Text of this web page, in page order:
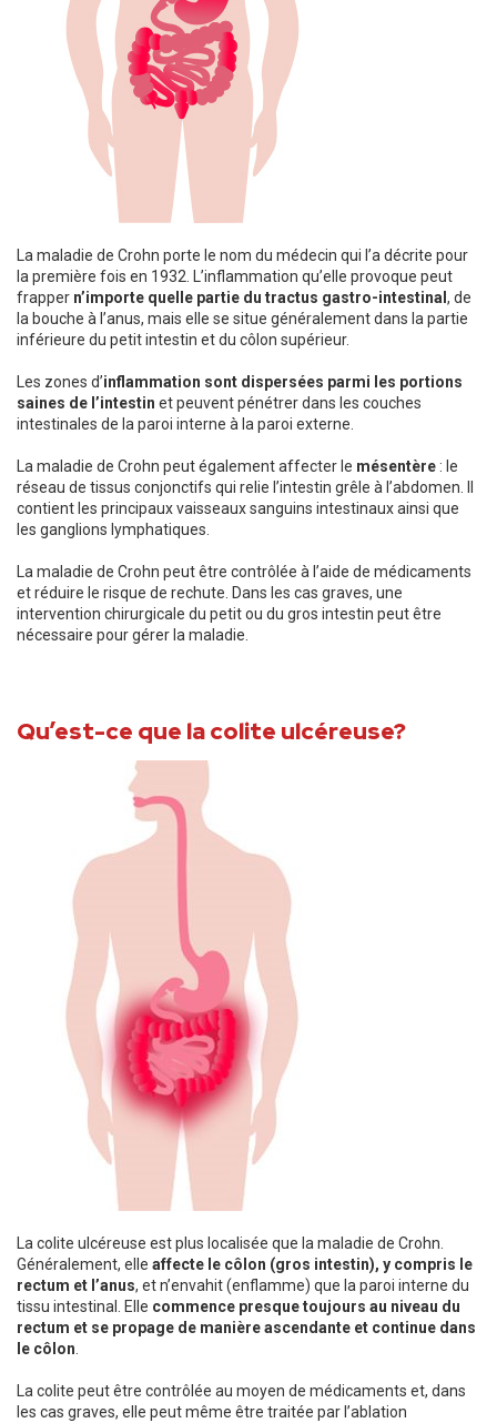
La maladie de Crohn porte le nom du médecin qui l’a décrite pour
la première fois en 1932. L’inflammation qu’elle provoque peut
frapper n’importe quelle partie du tractus gastro-intestinal , de
la bouche à l’anus, mais elle se situe généralement dans la partie
inférieure du petit intestin et du côlon supérieur.
Les zones d’inflammation sont dispersées parmi les portions
saines de l’intestin et peuvent pénétrer dans les couches
intestinales de la paroi interne à la paroi externe.
La maladie de Crohn peut également affecter le mésentère : le
réseau de tissus conjonctifs qui relie l’intestin grêle à l’abdomen. Il
contient les principaux vaisseaux sanguins intestinaux ainsi que
les ganglions lymphatiques.
La maladie de Crohn peut être contrôlée à l’aide de médicaments
et réduire le risque de rechute. Dans les cas graves, une
intervention chirurgicale du petit ou du gros intestin peut être
nécessaire pour gérer la maladie.
Qu’est-ce que la colite ulcéreuse?
La colite ulcéreuse est plus localisée que la maladie de Crohn.
Généralement, elle affecte le côlon (gros intestin), y compris le
rectum et l’anus, et n’envahit (enflamme) que la paroi interne du
tissu intestinal. Elle commence presque toujours au niveau du
rectum et se propage de manière ascendante et continue dans
le côlon
La colite peut être contrôlée au moyen de médicaments et, dans
les cas graves, elle peut même être traitée par l’ablation